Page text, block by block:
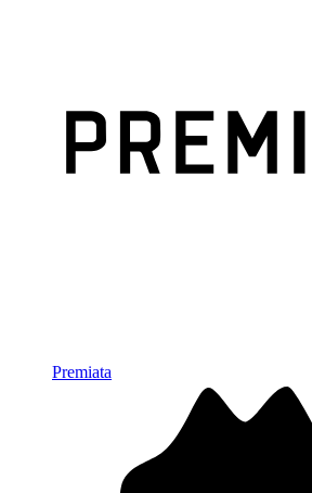
Premiata